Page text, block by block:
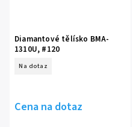
Diamantové tělísko BMA-
1310U, #120
Na dotaz
Cena na dotaz